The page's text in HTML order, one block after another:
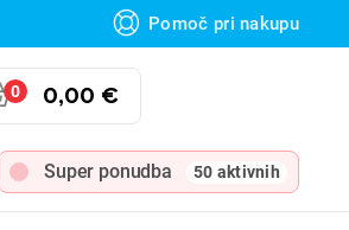
Pomoč pri nakupu
0 0,00 €
Super ponudba 50 aktivnih